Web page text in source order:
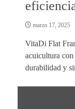
marzo 17, 2025
VitaDi Flat
acuicultura
durabilidad y